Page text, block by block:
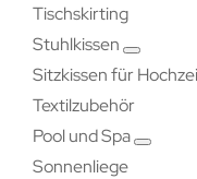
Tischskirting
Stuhlkissen
Sitzkissen für
Textilzubehör
Pool und Spa
Sonnenliege